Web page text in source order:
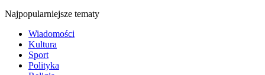
Najpopularniejsze tematy
Wiadomości
Kultura
Sport
Polityka